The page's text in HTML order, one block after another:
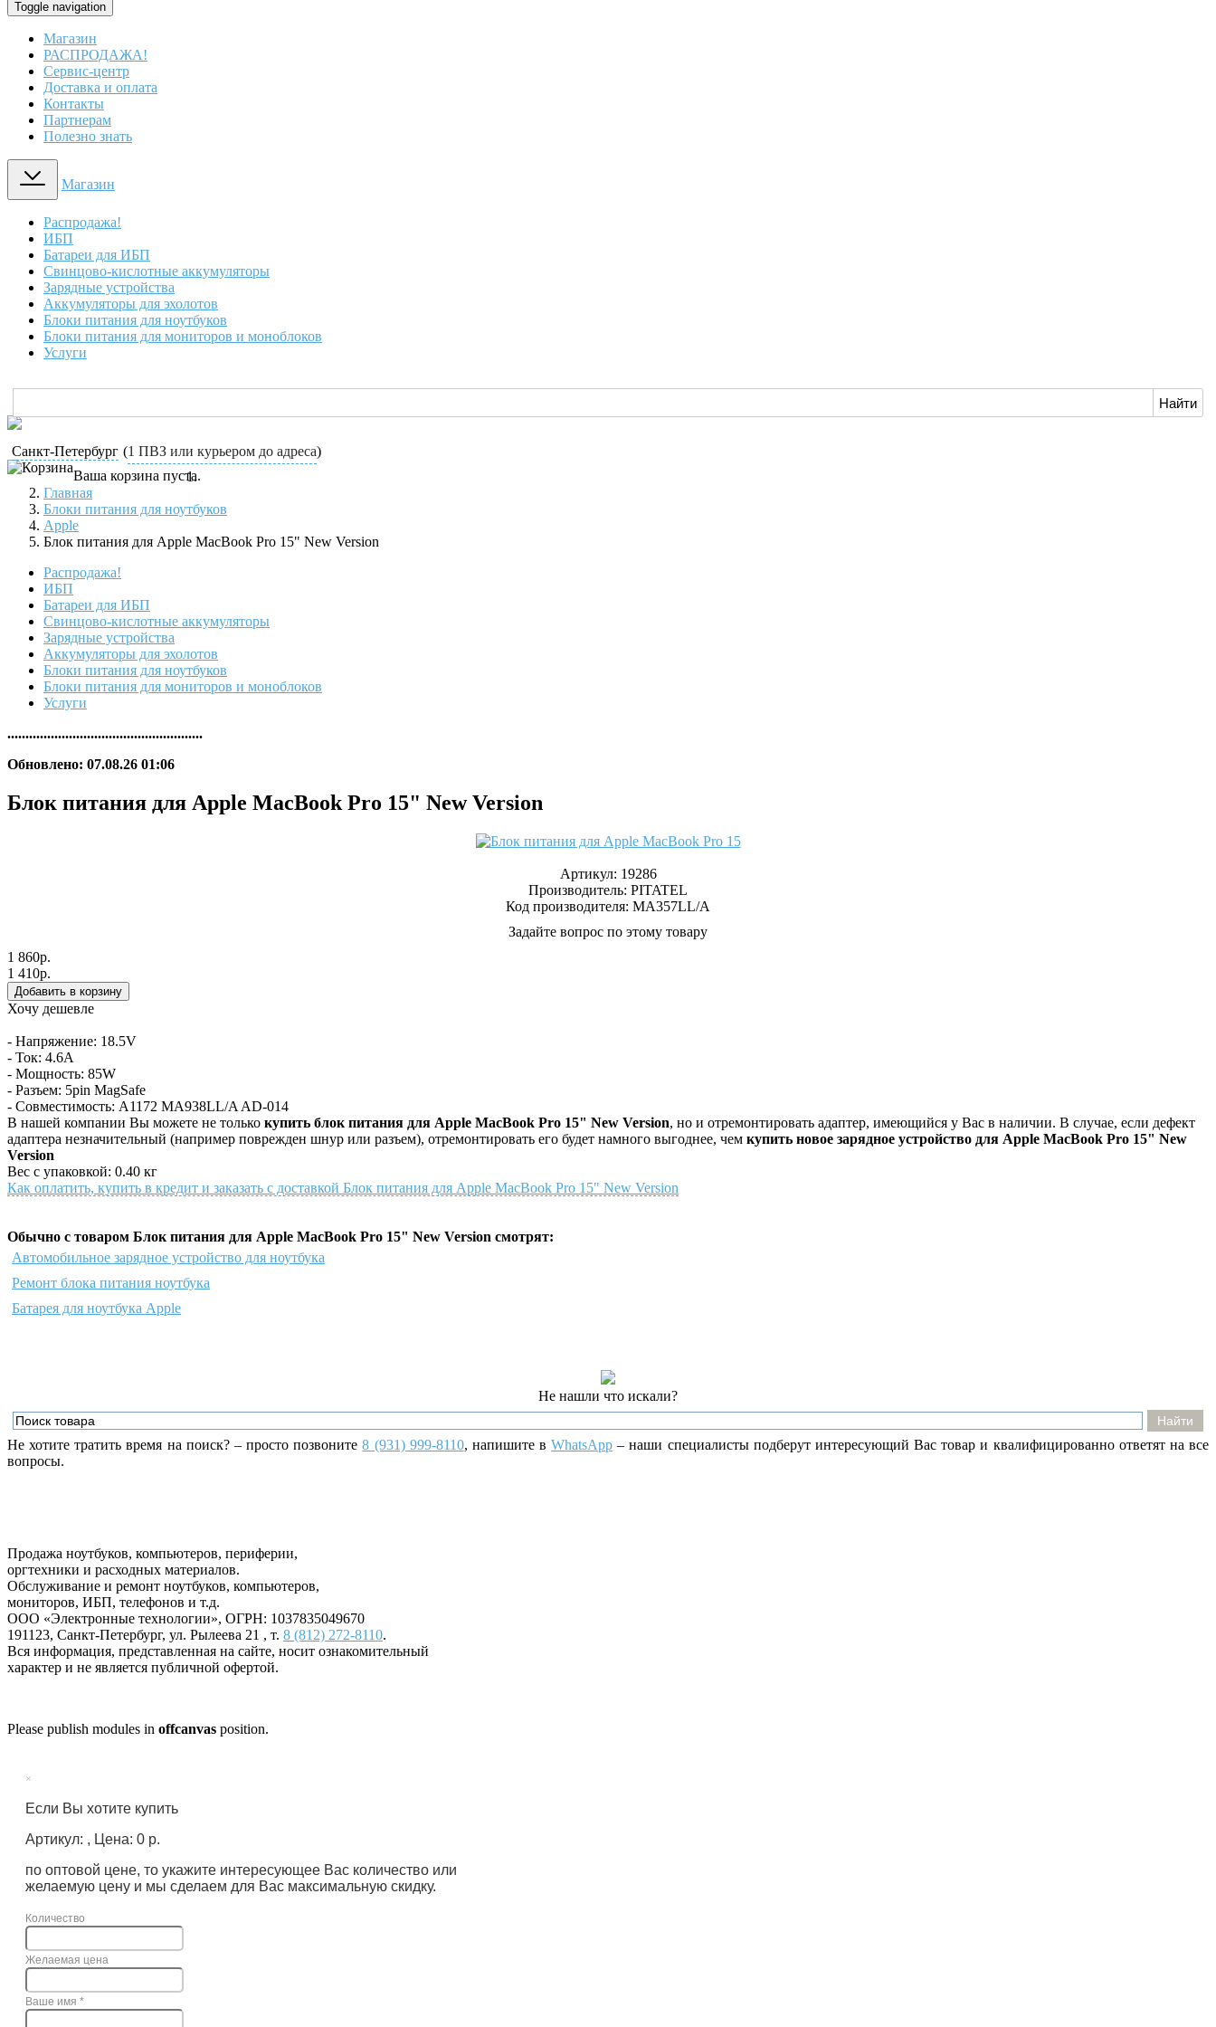
Toggle navigation
Магазин
РАСПРОДАЖА!
Сервис-центр
Доставка и оплата
Контакты
Партнерам
Полезно знать
Магазин
Распродажа!
ИБП
Батареи для ИБП
Свинцово-кислотные аккумуляторы
Зарядные устройства
Аккумуляторы для эхолотов
Блоки питания для ноутбуков
Блоки питания для мониторов и моноблоков
Услуги
Санкт-Петербург (1 ПВЗ или курьером до адреса)
Ваша корзина пуста.
Главная
Блоки питания для ноутбуков
Apple
Блок питания для Apple MacBook Pro 15" New Version
Распродажа!
ИБП
Батареи для ИБП
Свинцово-кислотные аккумуляторы
Зарядные устройства
Аккумуляторы для эхолотов
Блоки питания для ноутбуков
Блоки питания для мониторов и моноблоков
Услуги
......................................................
Обновлено: 07.08.26 01:06
Блок питания для Apple MacBook Pro 15" New Version
Артикул: 19286
Производитель: PITATEL
Код производителя: MA357LL/A
Задайте вопрос по этому товару
1 860р.
1 410р.
Хочу дешевле
- Напряжение: 18.5V
- Ток: 4.6A
- Мощность: 85W
- Разъем: 5pin MagSafe
- Совместимость: A1172 MA938LL/A AD-014
В нашей компании Вы можете не только купить блок питания для Apple MacBook Pro 15" New Version, но и отремонтировать адаптер, имеющийся у Вас в наличии. В случае, если дефект
адаптера незначительный (например поврежден шнур или разъем), отремонтировать его будет намного выгоднее, чем купить новое зарядное устройство для Apple MacBook Pro 15" New
Version
Вес с упаковкой: 0.40 кг
Как оплатить, купить в кредит и заказать с доставкой Блок питания для Apple MacBook Pro 15" New Version
Обычно с товаром Блок питания для Apple MacBook Pro 15" New Version смотрят:
Автомобильное зарядное устройство для ноутбука
Ремонт блока питания ноутбука
Батарея для ноутбука Apple
Не нашли что искали?
Не хотите тратить время на поиск? – просто позвоните8 (931) 999-8110, напишитевWhatsApp – наши специалисты подберут интересующий Вас товар и квалифицированно ответят на все
вопросы.
Продажа ноутбуков, компьютеров, периферии,
оргтехники и расходных материалов.
Обслуживание и ремонт ноутбуков, компьютеров,
мониторов, ИБП, телефонов и т.д.
ООО «Электронные технологии», ОГРН: 1037835049670
191123, Санкт-Петербург, ул. Рылеева 21 , т. 8 (812) 272-8110.
Вся информация, представленная на сайте, носит ознакомительный
характер и не является публичной офертой.
Please publish modules in offcanvas position.
×
Если Вы хотите купить
Артикул: , Цена: 0 р.
по оптовой цене, то укажите интересующее Вас количество или
желаемую цену и мы сделаем для Вас максимальную скидку.
Количество
Желаемая цена
Ваше имя *